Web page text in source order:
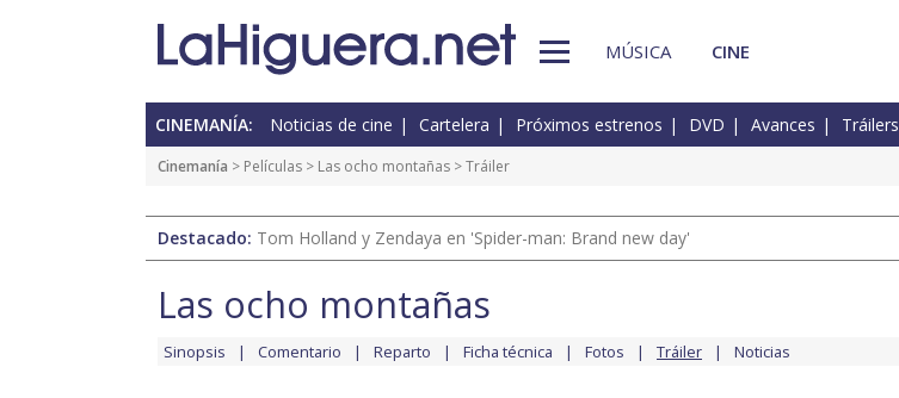
MÚSICA CINE
CINEMANÍA: Noticias de cine Cartelera Próximos estrenos DVD Avances Tráilers
Cinemanía > Películas > Las ocho montañas > Tráiler
Destacado: Tom Holland y Zendaya en 'Spider-man: Brand new day'
Las ocho montañas
Sinopsis Comentario Reparto Ficha técnica Fotos Tráiler Noticias